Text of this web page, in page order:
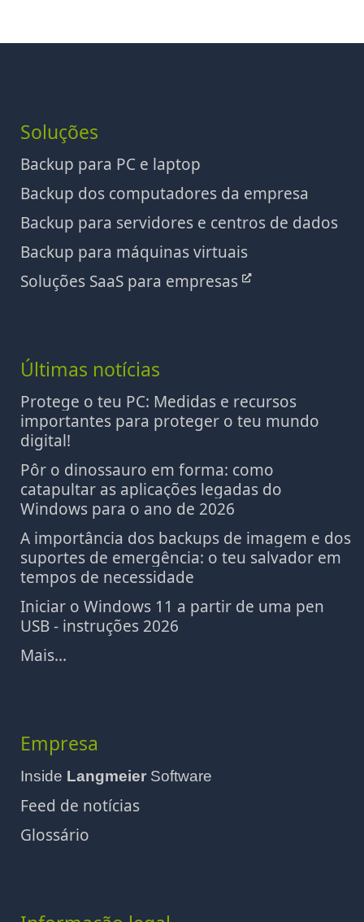
Soluções
Backup para PC e laptop
Backup dos computadores da empresa
Backup para servidores e centros de dados
Backup para máquinas virtuais
Soluções SaaS para empresas
Últimas notícias
Protege o teu PC: Medidas e recursos
importantes para proteger o teu mundo
digital!
Pôr o dinossauro em forma: como
catapultar as aplicações legadas do
Windows para o ano de 2026
A importância dos backups de imagem e dos
suportes de emergência: o teu salvador em
tempos de necessidade
Iniciar o Windows 11 a partir de uma pen
USB - instruções 2026
Mais...
Empresa
Inside Langmeier Software
Feed de notícias
Glossário